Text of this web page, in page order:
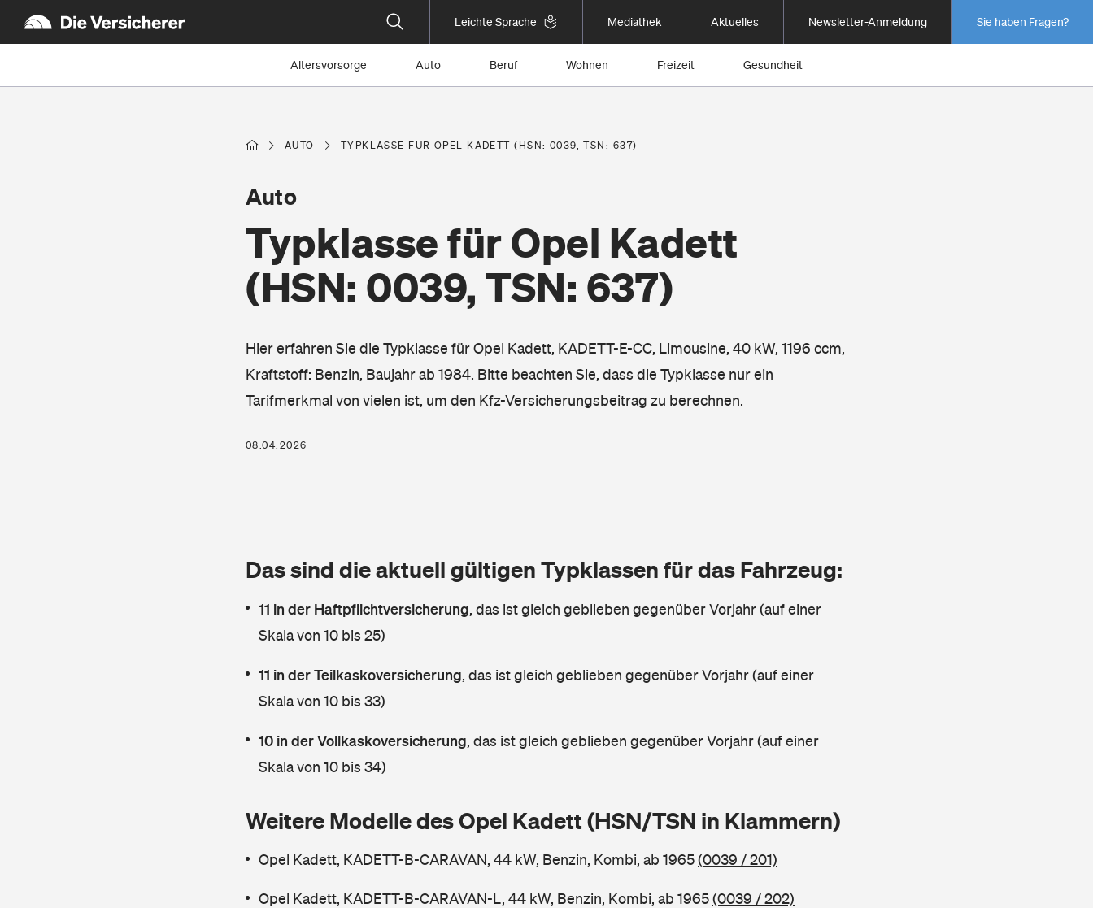
Leichte Sprache Mediathek Aktuelles Newsletter-Anmeldung Sie haben Fragen?
Altersvorsorge Auto Beruf Wohnen Freizeit Gesundheit
AUTO TYPKLASSE FÜR OPEL KADETT (HSN: 0039, TSN: 637)
Typklasse für Opel Kadett
(HSN: 0039, TSN: 637)
Auto
Hier erfahren Sie die Typklasse für Opel Kadett, KADETT-E-CC, Limousine, 40 kW, 1196 ccm,
Kraftstoff: Benzin, Baujahr ab 1984. Bitte beachten Sie, dass die Typklasse nur ein
Tarifmerkmal von vielen ist, um den Kfz-Versicherungsbeitrag zu berechnen.
08.04.2026
Das sind die aktuell gültigen Typklassen für das Fahrzeug:
11 in der Haftpflichtversicherung, das ist gleich geblieben gegenüber Vorjahr (auf einer
Skala von 10 bis 25)
11 in der Teilkaskoversicherung, das ist gleich geblieben gegenüber Vorjahr (auf einer
Skala von 10 bis 33)
10 in der Vollkaskoversicherung, das ist gleich geblieben gegenüber Vorjahr (auf einer
Skala von 10 bis 34)
Weitere Modelle des Opel Kadett (HSN/TSN in Klammern)
Opel Kadett, KADETT-B-CARAVAN, 44 kW, Benzin, Kombi, ab 1965(0039 / 201)
Opel Kadett, KADETT-B-CARAVAN-L, 44 kW, Benzin, Kombi, ab 1965(0039 / 202)